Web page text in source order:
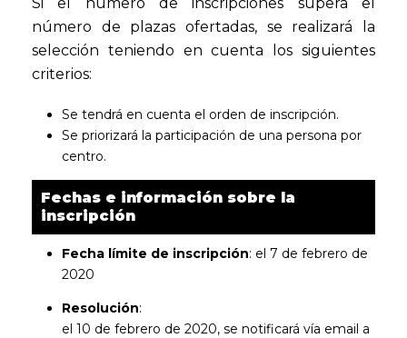
número de plazas ofertadas, se realizará la
selección teniendo en cuenta los siguientes
criterios:
Se tendrá en cuenta el orden de inscripción.
Se priorizará la participación de una persona por
centro.
Fechas e información sobre la
inscripción
Fecha límite de inscripción: el 7 de febrero de
2020
Resolución:
el 10 de febrero de 2020, se notificará vía email a